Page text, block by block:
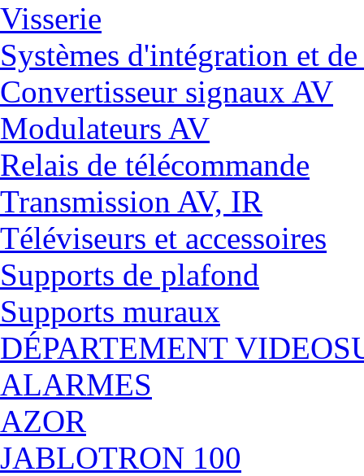
Visserie
Systèmes d'intégration et
Convertisseur signaux AV
Modulateurs AV
Relais de télécommande
Transmission AV, IR
Téléviseurs et accessoires
Supports de plafond
Supports muraux
DÉPARTEMENT
ALARMES
AZOR
JABLOTRON 100